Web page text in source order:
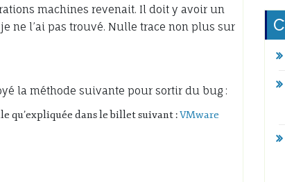
machines revenait. Il doit y avoir un
ne l’ai pas trouvé. Nulle trace non plus sur
la méthode suivante pour sortir du bug :
qu’expliquée dans le billet suivant :VMware